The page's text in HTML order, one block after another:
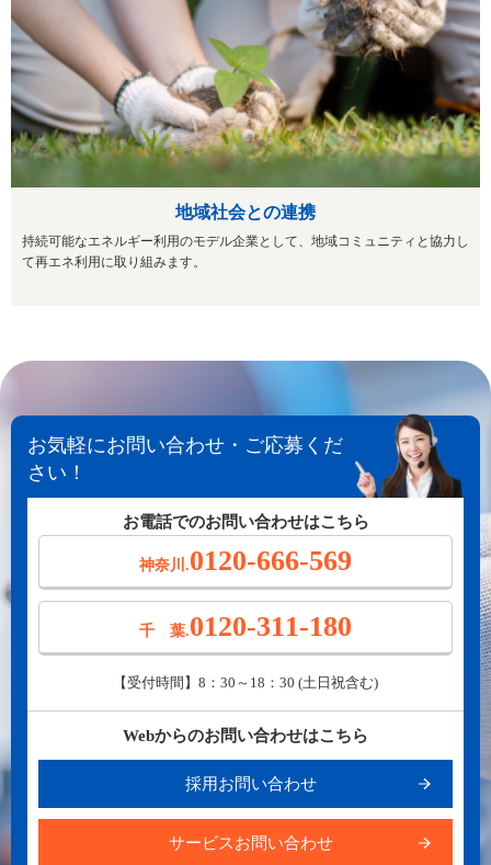
地域社会との連携
持続可能なエネルギー利用のモデル企業として、地域コミュニティと協力し
て再エネ利用に取り組みます。
お気軽にお問い合わせ・ご応募くだ
さい！
お電話でのお問い合わせはこちら
神奈川.0120-666-569
千 葉.0120-311-180
【受付時間】8：30～18：30 (土日祝含む)
Webからのお問い合わせはこちら
採用お問い合わせ
サービスお問い合わせ